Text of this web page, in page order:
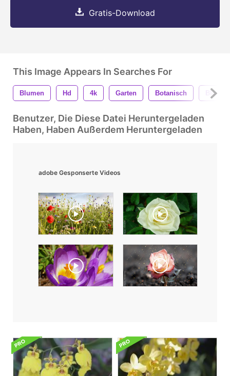
Gratis-Download
This Image Appears In Searches For
Blumen Hd 4k Garten Botanisch Blume
Benutzer, Die Diese Datei Heruntergeladen
Haben, Haben Außerdem Heruntergeladen
adobe Gesponserte Videos